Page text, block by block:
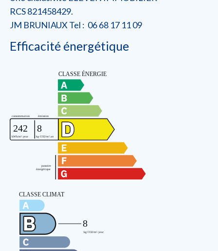
RCS 821458429.
JM BRUNIAUX Tel : 06 68 17 11 09
Efficacité énergétique